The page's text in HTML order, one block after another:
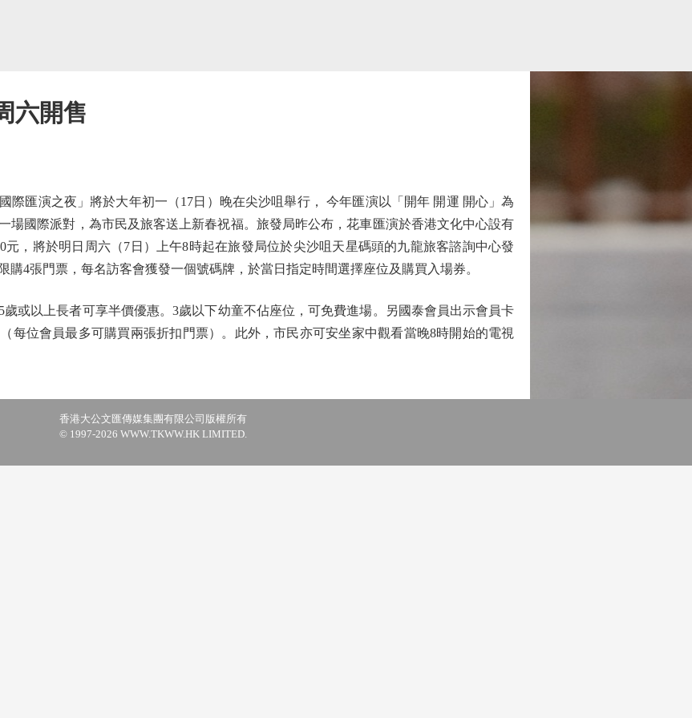
六開售
演之夜」將於大年初一（17日）晚在尖沙咀舉行， 今年匯演以「開年 開運 開心」為
場國際派對，為市民及旅客送上新春祝福。旅發局昨公布，花車匯演於香港文化中心設有
元，將於明日周六（7日）上午8時起在旅發局位於尖沙咀天星碼頭的九龍旅客諮詢中心發
購4張門票，每名訪客會獲發一個號碼牌，於當日指定時間選擇座位及購買入場券。
以上長者可享半價優惠。3歲以下幼童不佔座位，可免費進場。另國泰會員出示會員卡
每位會員最多可購買兩張折扣門票）。此外，市民亦可安坐家中觀看當晚8時開始的電視
香港大公文匯傳媒集團有限公司版權所有
© 1997-2026 WWW.TKWW.HK LIMITED.